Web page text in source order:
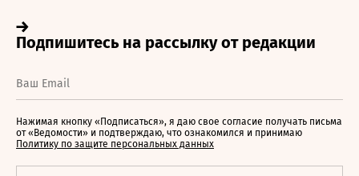
Нажимая кнопку «Подписаться», я даю свое согласие получать письма
от «Ведомости» и подтверждаю, что ознакомился и принимаю
Политику по защите персональных данных